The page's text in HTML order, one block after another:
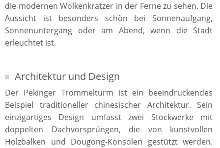
die modernen Wolkenkratzer in der Ferne zu sehen. Die
Aussicht ist besonders schön bei Sonnenaufgang,
Sonnenuntergang oder am Abend, wenn die Stadt
erleuchtet ist.
Architektur und Design
Der Pekinger Trommelturm ist ein beeindruckendes
Beispiel traditioneller chinesischer Architektur. Sein
einzigartiges Design umfasst zwei Stockwerke mit
doppelten Dachvorsprüngen, die von kunstvollen
Holzbalken und Dougong-Konsolen gestützt werden.